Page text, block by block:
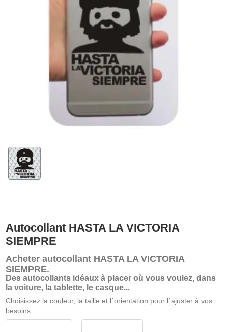
Autocollant HASTA LA VICTORIA
SIEMPRE
Acheter autocollant HASTA LA VICTORIA
SIEMPRE.
Des autocollants idéaux à placer où vous voulez, dans
la voiture, la tablette, le casque...
Choisissez la couleur, la taille et l´orientation pour l´ajuster à vos
besoins